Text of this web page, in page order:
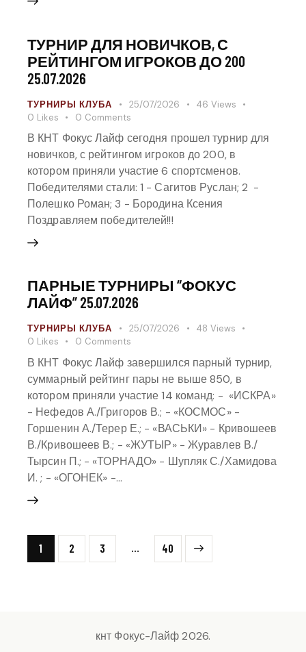
ТУРНИР ДЛЯ НОВИЧКОВ, С
РЕЙТИНГОМ ИГРОКОВ ДО 200
25.07.2026
ТУРНИРЫ КЛУБА 25/07/2026 46 Views
0 Likes 0 Comments
В КНТ Фокус Лайф сегодня прошел турнир для
новичков, с рейтингом игроков до 200, в
котором приняли участие 6 спортсменов.
Победителями стали: 1 - Сагитов Руслан; 2 -
Полешко Роман; 3 - Бородина Ксения
Поздравляем победителей!!!
ПАРНЫЕ ТУРНИРЫ “ФОКУС
ЛАЙФ” 25.07.2026
ТУРНИРЫ КЛУБА 25/07/2026 48 Views
0 Likes 0 Comments
В КНТ Фокус Лайф завершился парный турнир,
суммарный рейтинг пары не выше 850, в
котором приняли участие 14 команд: - ⁠ «ИСКРА»
- Нефедов А./Григоров В.; - «КОСМОС» -
Горшенин А./Терер Е.; - «ВАСЬКИ» - Кривошеев
В./Кривошеев В.; - «ЖУТЫР» - Журавлев В./
Тырсин П.; - «ТОРНАДО» - Шупляк С./Хамидова
И. ; - «ОГОНЕК» -…
НАВИГАЦИЯ ПО ЗАПИСЯМ
Page
1 Page
2 Page
3 Page
40
>
кнт Фокус-Лайф 2026.